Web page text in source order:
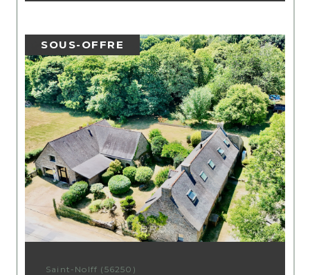
Saint-Nolff (56250)
SOUS-OFFRE